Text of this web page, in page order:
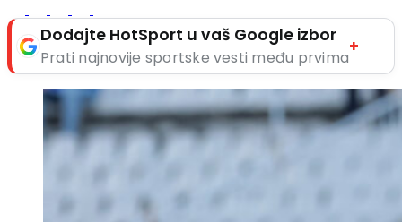
Dodajte HotSport u vaš Google izbor
Prati najnovije sportske vesti među prvima
+